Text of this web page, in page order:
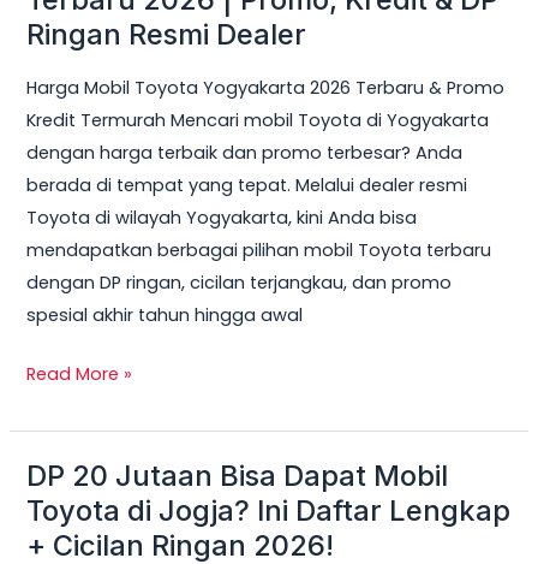
Ringan Resmi Dealer
Harga Mobil Toyota Yogyakarta 2026 Terbaru & Promo
Kredit Termurah Mencari mobil Toyota di Yogyakarta
dengan harga terbaik dan promo terbesar? Anda
berada di tempat yang tepat. Melalui dealer resmi
Toyota di wilayah Yogyakarta, kini Anda bisa
mendapatkan berbagai pilihan mobil Toyota terbaru
dengan DP ringan, cicilan terjangkau, dan promo
spesial akhir tahun hingga awal
Toyota
Terbaru
2026
|
Promo,
Kredit
&
DP
Ringan
Dealer
Read More »
DP 20 Jutaan Bisa Dapat Mobil
Toyota di Jogja? Ini Daftar Lengkap
+ Cicilan Ringan 2026!
DP
20
Jutaan